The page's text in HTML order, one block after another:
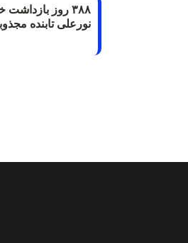
۳۸۸ روز
نورعلی تابنده